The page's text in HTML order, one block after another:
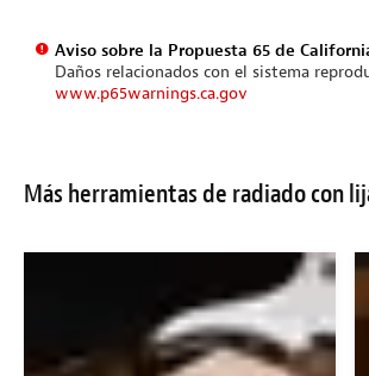
Aviso sobre la Propuesta 65 de
Daños relacionados con el sistema
www.p65warnings.ca.gov
Más herramientas de radiado con